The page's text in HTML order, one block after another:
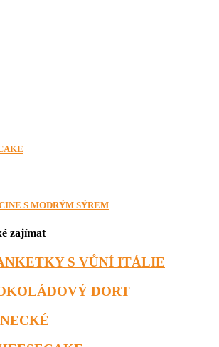
S MODRÝM SÝREM
zajímat
S VŮNÍ ITÁLIE
DORT